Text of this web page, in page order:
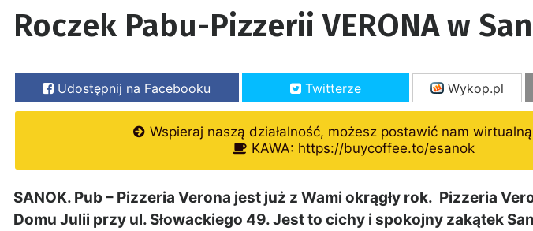
Roczek Pabu-Pizzerii VERONA w
Udostępnij na Facebooku Twitterze Wykop.pl
Wspieraj naszą działalność, możesz postawić nam
KAWA: https://buycoffee.to/esanok
SANOK. Pub – Pizzeria Verona jest już z Wami okrągły rok. Pizzeria
Domu Julii przy ul. Słowackiego 49. Jest to cichy i spokojny zakątek